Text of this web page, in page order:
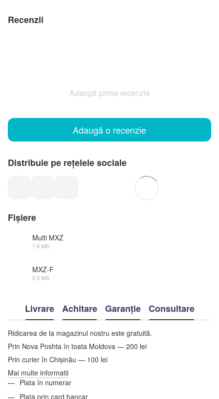
Recenzii
Adaogă prima recenzie
Adaugă o recenzie
Distribuie pe rețelele sociale
Fișiere
Multi MXZ
1.9 МБ
MXZ-F
2.3 МБ
Livrare Achitare Garanție Consultare
Ridicarea de la magazinul nostru este gratuită.
Prin Nova Poshta în toata Moldova — 200 lei
Prin curier în Chișinău — 100 lei
Mai multe informatii
Plata în numerar
Plata prin card bancar